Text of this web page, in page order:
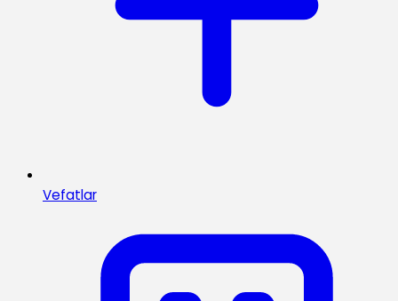
Vefatlar